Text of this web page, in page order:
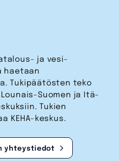
ja vesi­
haetaan
Tukipäätösten teko
Suomen ja Itä-
Tukien
KEHA-keskus.
yhteystiedot